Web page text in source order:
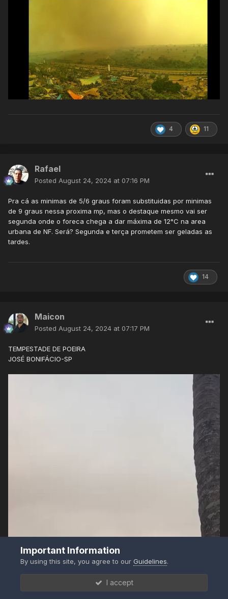
4 11
Rafael
Posted August 24, 2024 at 07:16 PM
Pra cá as minimas de 5/6 graus foram substituidas por minimas
de 9 graus nessa proxima mp, mas o destaque mesmo vai ser
segunda onde o foreca chega a dar máxima de 12°C na area
urbana de NF. Será? Segunda e terça prometem ser geladas as
tardes.
14
Maicon
Posted August 24, 2024 at 07:17 PM
TEMPESTADE DE POEIRA
JOSÉ BONIFÁCIO-SP
Important Information
By using this site, you agree to ourGuidelines.
I accept